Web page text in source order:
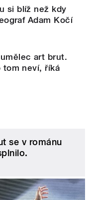
si blíž než kdy
Adam Kočí
art brut.
tom neví, říká
se v románu